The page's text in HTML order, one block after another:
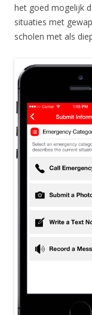
het goed mogelijk
situaties met
scholen met als